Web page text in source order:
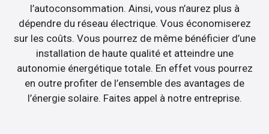
l’autoconsommation. Ainsi, vous n’aurez plus à
dépendre du réseau électrique. Vous économiserez
sur les coûts. Vous pourrez de même bénéficier d’une
installation de haute qualité et atteindre une
autonomie énergétique totale. En effet vous pourrez
en outre profiter de l’ensemble des avantages de
l’énergie solaire. Faites appel à notre entreprise.